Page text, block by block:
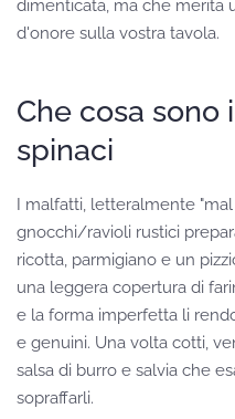
dimenticata, ma che merita
d'onore sulla vostra tavola.
Che cosa
spinaci
I malfatti, letteralmente
gnocchi/ravioli rustici
ricotta, parmigiano e un
una leggera copertura di
e la forma imperfetta li
e genuini. Una volta cotti,
salsa di burro e salvia che
sopraffarli.